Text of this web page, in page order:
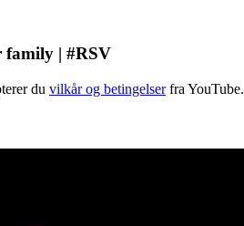
family | #RSV
du vilkår og betingelserfra YouTube.